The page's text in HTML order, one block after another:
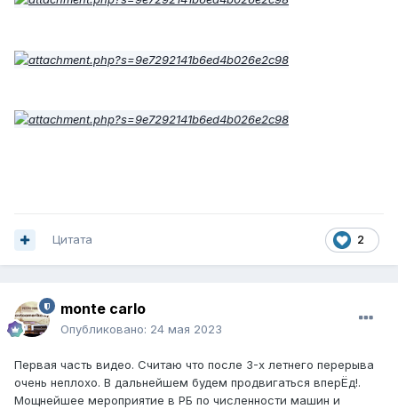
2
Цитата
monte carlo
Опубликовано: 24 мая 2023
Первая часть видео. Считаю что после 3-х летнего перерыва
очень неплохо. В дальнейшем будем продвигаться вперЁд!.
Мощнейшее мероприятие в РБ по численности машин и